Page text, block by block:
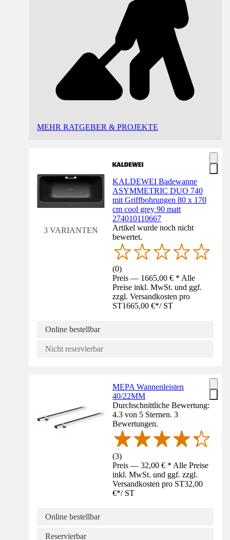
MEHR RATGEBER & PROJEKTE
3 VARIANTEN
KALDEWEI Badewanne
ASYMMETRIC DUO 740
mit Griffbohrungen 80 x 170
cm cool grey 90 matt
274010110667
Artikel wurde noch nicht
bewertet.
(0)
Preis — 1665,00 € * Alle
Preise inkl. MwSt. und ggf.
zzgl. Versandkosten pro
ST1665,00 €*/ ST
Online bestellbar
Nicht reservierbar
MEPA Wannenleisten
40/22MM
Durchschnittliche Bewertung:
4.3 von 5 Sternen. 3
Bewertungen.
(3)
Preis — 32,00 € * Alle Preise
inkl. MwSt. und ggf. zzgl.
Versandkosten pro ST32,00
€*/ ST
Online bestellbar
Reservierbar